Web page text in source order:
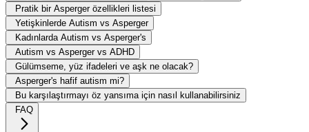
Pratik bir Asperger özellikleri listesi
Yetişkinlerde Autism vs Asperger
Kadınlarda Autism vs Asperger's
Autism vs Asperger vs ADHD
Gülümseme, yüz ifadeleri ve aşk ne olacak?
Asperger's hafif autism mi?
Bu karşılaştırmayı öz yansıma için nasıl kullanabilirsiniz
FAQ